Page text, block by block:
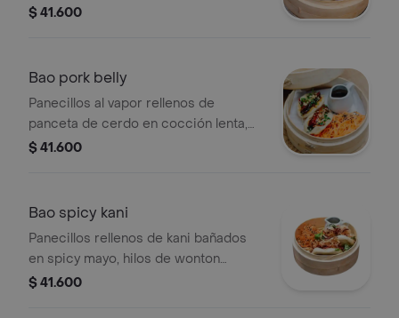
de repollo morado, mayonesa
$ 41.600
Bao pork belly
Panecillos al vapor rellenos de
panceta de cerdo en cocción lenta,
en salsa oriental de ostras y panela,
cebollín.
$ 41.600
Bao spicy kani
Panecillos rellenos de kani bañados
en spicy mayo, hilos de wonton
crocante, remolacha crocante y
$ 41.600